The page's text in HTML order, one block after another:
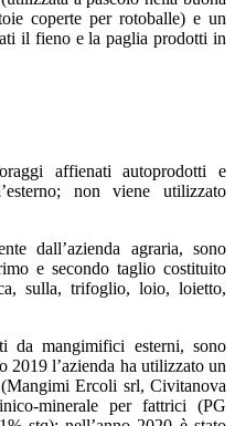
coperte per rotoballe) e un
il fieno e la paglia prodotti in
affienati autoprodotti e
non viene utilizzato
dall’azienda agraria, sono
e secondo taglio costituito
sulla, trifoglio, loio, loietto,
da mangimifici esterni, sono
2019 l’azienda ha utilizzato un
Ercoli srl, Civitanova
minerale per fattrici (PG